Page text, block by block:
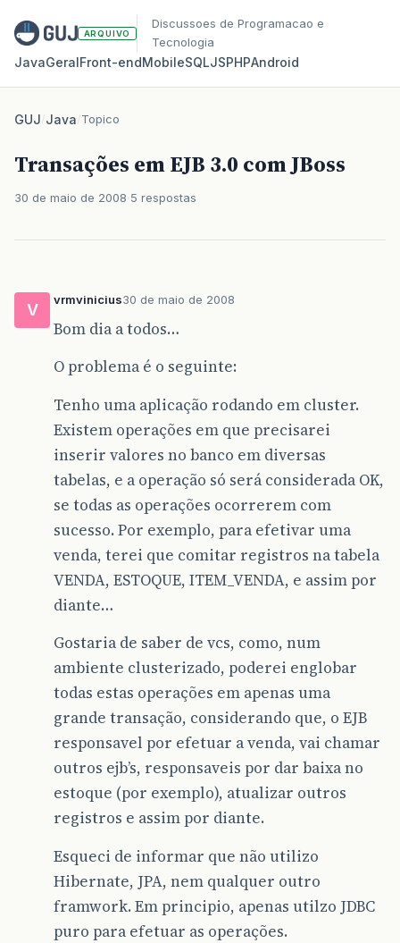
ARQUIVO
Discussoes de Programacao e
Tecnologia
JavaGeralFront‑endMobileSQLJSPHPAndroid
GUJ/Java/Topico
Transações em EJB 3.0 com JBoss
30 de maio de 2008 5 respostas
V
vrmvinicius30 de maio de 2008
Bom dia a todos…
O problema é o seguinte:
Tenho uma aplicação rodando em cluster.
Existem operações em que precisarei
inserir valores no banco em diversas
tabelas, e a operação só será considerada OK,
se todas as operações ocorrerem com
sucesso. Por exemplo, para efetivar uma
venda, terei que comitar registros na tabela
VENDA, ESTOQUE, ITEM_VENDA, e assim por
diante…
Gostaria de saber de vcs, como, num
ambiente clusterizado, poderei englobar
todas estas operações em apenas uma
grande transação, considerando que, o EJB
responsavel por efetuar a venda, vai chamar
outros ejb’s, responsaveis por dar baixa no
estoque (por exemplo), atualizar outros
registros e assim por diante.
Esqueci de informar que não utilizo
Hibernate, JPA, nem qualquer outro
framwork. Em principio, apenas utilzo JDBC
puro para efetuar as operações.